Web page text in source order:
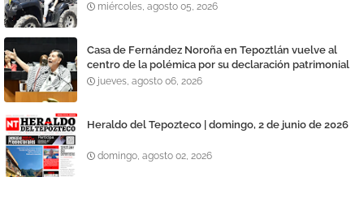
miércoles, agosto 05, 2026
Casa de Fernández Noroña en Tepoztlán vuelve al
centro de la polémica por su declaración patrimonial
jueves, agosto 06, 2026
Heraldo del Tepozteco | domingo, 2 de junio de 2026
domingo, agosto 02, 2026